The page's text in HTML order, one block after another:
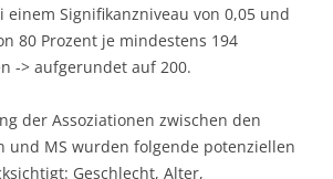
Signifikanzniveau von 0,05 und
80 Prozent je mindestens 194
-> aufgerundet auf 200.
der Assoziationen zwischen den
und MS wurden folgende potenziellen
Geschlecht, Alter,